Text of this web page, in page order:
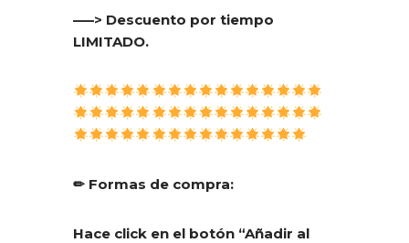
—–> Descuento por tiempo
LIMITADO.
✏ Formas de compra:
Hace click en el botón “Añadir al